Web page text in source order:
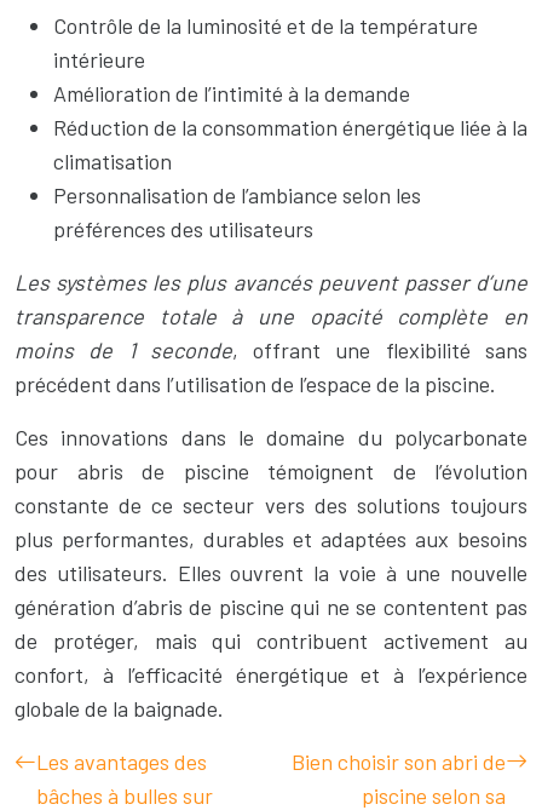
Contrôle de la luminosité et de la température
intérieure
Amélioration de l’intimité à la demande
Réduction de la consommation énergétique liée à la
climatisation
Personnalisation de l’ambiance selon les
préférences des utilisateurs
Les systèmes les plus avancés peuvent passer d’une
transparence totale à une opacité complète en
moins de 1 seconde, offrant une flexibilité sans
précédent dans l’utilisation de l’espace de la piscine.
Ces innovations dans le domaine du polycarbonate
pour abris de piscine témoignent de l’évolution
constante de ce secteur vers des solutions toujours
plus performantes, durables et adaptées aux besoins
des utilisateurs. Elles ouvrent la voie à une nouvelle
génération d’abris de piscine qui ne se contentent pas
de protéger, mais qui contribuent activement au
confort, à l’efficacité énergétique et à l’expérience
globale de la baignade.
Les avantages des
bâches à bulles sur
Bien choisir son abri de
piscine selon sa